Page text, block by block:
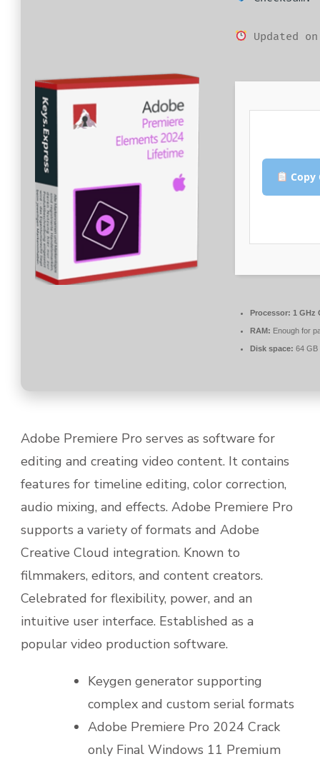
Updated
Copy
Processor: 1 GHz
RAM: Enough for
Disk space: 64 GB
Adobe Premiere Pro serves as software for
editing and creating video content. It contains
features for timeline editing, color correction,
audio mixing, and effects. Adobe Premiere Pro
supports a variety of formats and Adobe
Creative Cloud integration. Known to
filmmakers, editors, and content creators.
Celebrated for flexibility, power, and an
intuitive user interface. Established as a
popular video production software.
Keygen generator supporting
complex and custom serial formats
Adobe Premiere Pro 2024 Crack
only Final Windows 11 Premium